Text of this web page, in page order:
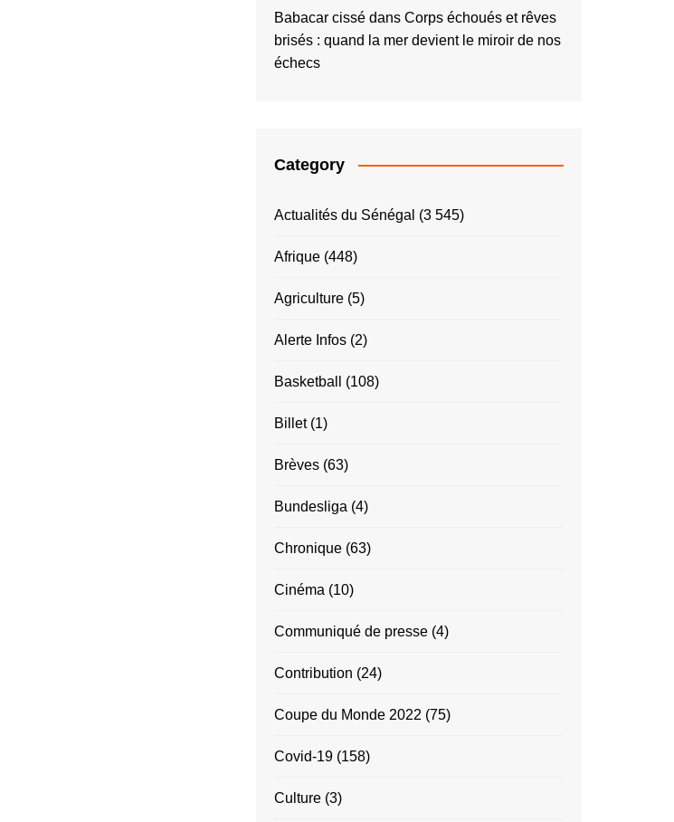
Babacar cissé dans Corps échoués et rêves
brisés : quand la mer devient le miroir de nos
échecs
Category
Actualités du Sénégal (3 545)
Afrique (448)
Agriculture (5)
Alerte Infos (2)
Basketball (108)
Billet(1)
Brèves (63)
Bundesliga (4)
Chronique (63)
Cinéma (10)
Communiqué de presse (4)
Contribution (24)
Coupe du Monde 2022 (75)
Covid-19 (158)
Culture (3)